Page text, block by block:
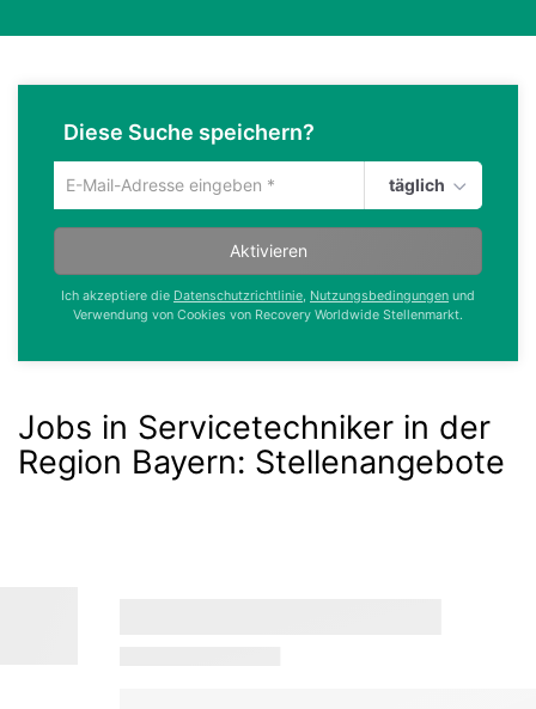
Diese Suche speichern?
Um
die
aktuelle
zu
speichern
deine
ein
täglich
Aktivieren
Ich akzeptiere die Datenschutzrichtlinie, Nutzungsbedingungen und
Verwendung von Cookies von Recovery Worldwide Stellenmarkt.
Jobs in Servicetechniker in der
Region Bayern: Stellenangebote